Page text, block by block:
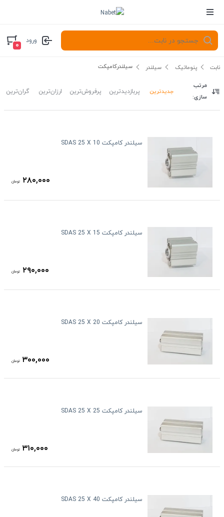
ورود
۰
نابت پنوماتیک سیلندر سیلندرکامپکت
مرتب
سازی:
جدیدترین پربازدیدترین پرفروش‌ترین ارزان‌ترین گران‌ترین
سیلندر کامپکت SDAS 25 X 10
۲۸۰,۰۰۰ تومان
سیلندر کامپکت SDAS 25 X 15
۲۹۰,۰۰۰ تومان
سیلندر کامپکت SDAS 25 X 20
۳۰۰,۰۰۰ تومان
سیلندر کامپکت SDAS 25 X 25
۳۱۰,۰۰۰ تومان
سیلندر کامپکت SDAS 25 X 40